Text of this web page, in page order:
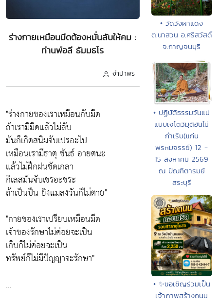
ร่างกายเหมือนมีดต้องหมั่นลับให้คม :
ท่านพ่อลี ธัมมธโร
จำปาพร
"ร่างกายของเราเหมือนกับมีด
ถ้าเรามีมีดแล้วไม่ลับ
มันก็เกิดสนิมจับเปรอะไป
เหมือนเรามีธาตุ ขันธ์ อายตนะ
แล้วไม่ฝึกฝนขัดเกลา
กิเลสมันจับเขรอะขระ
ถ้าเป็นปืน ยิงแมลงวันก็ไม่ตาย"
"กายของเราเปรียบเหมือนมีด
เจ้าของรักษาไม่ค่อยจะเป็น
เก็บก็ไม่ค่อยจะเป็น
ทรัพย์ก็ไม่มีปัญญาจะรักษา"
...
• วัดวังผาแดง
ต.นาสวน อ.ศรีสวัสดิ์
จ.กาญจนบุรี
• ปฏิบัติธรรมวันแม่
แบบเจโตวิมุติอันไม่
กำเริบ(แก่น
พรหมจรรย์) 12 -
15 สิงหาคม 2569
ณ ปัณฑิตารมย์
สระบุรี
• ✨ขอเชิญร่วมเป็น
เจ้าภาพสร้างถนน